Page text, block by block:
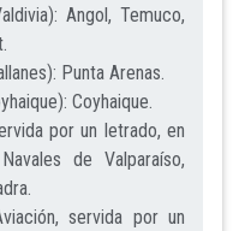
Angol, Temuco,
Punta Arenas.
Coyhaique.
por un letrado, en
de Valparaíso,
servida por un